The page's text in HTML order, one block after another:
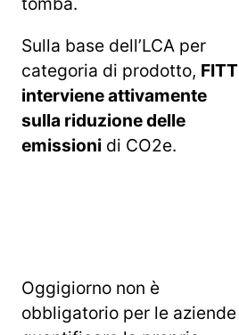
Sulla base dell’LCA per
categoria di prodotto, FITT
interviene attivamente
sulla riduzione delle
emissioni di CO2e.
Oggigiorno non è
obbligatorio per le aziende